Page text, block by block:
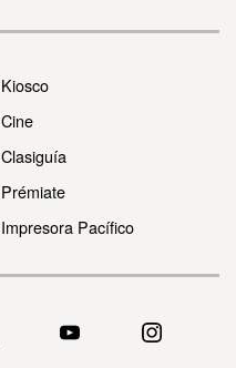
Kiosco
Cine
Clasiguía
Prémiate
Impresora Pacífico